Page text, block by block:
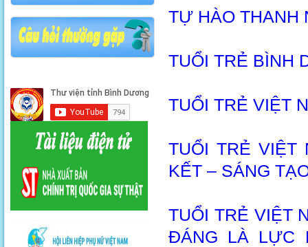
TỰ HÀO THANH
TUỔI TRẺ BÌNH
TUỔI TRẺ VIỆT
TUỔI TRẺ VIỆT
KẾT – SÁNG
TUỔI TRẺ VIỆT
ĐÁNG LÀ LỰC